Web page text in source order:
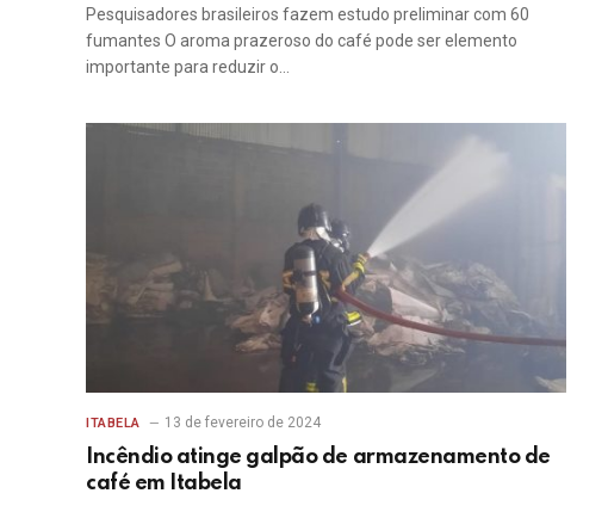
Pesquisadores brasileiros fazem estudo preliminar com 60
fumantes O aroma prazeroso do café pode ser elemento
importante para reduzir o…
ITABELA 13 de fevereiro de 2024
Incêndio atinge galpão de armazenamento de
café em Itabela